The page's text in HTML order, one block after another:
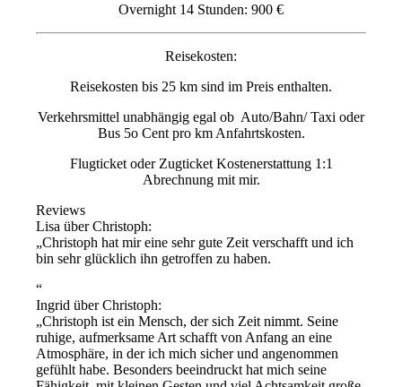
Overnight 14 Stunden: 900 €
Reisekosten:
Reisekosten bis 25 km sind im Preis enthalten.
Verkehrsmittel unabhängig egal ob Auto/Bahn/ Taxi oder
Bus 5o Cent pro km Anfahrtskosten.
Flugticket oder Zugticket Kostenerstattung 1:1
Abrechnung mit mir.
Reviews
Lisa über Christoph:
Christoph hat mir eine sehr gute Zeit verschafft und ich
bin sehr glücklich ihn getroffen zu haben.
Ingrid über Christoph:
Christoph ist ein Mensch, der sich Zeit nimmt. Seine
ruhige, aufmerksame Art schafft von Anfang an eine
Atmosphäre, in der ich mich sicher und angenommen
gefühlt habe. Besonders beeindruckt hat mich seine